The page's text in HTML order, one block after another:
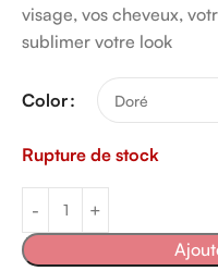
visage, vos cheveux,
sublimer votre look
Color
Rupture de stock